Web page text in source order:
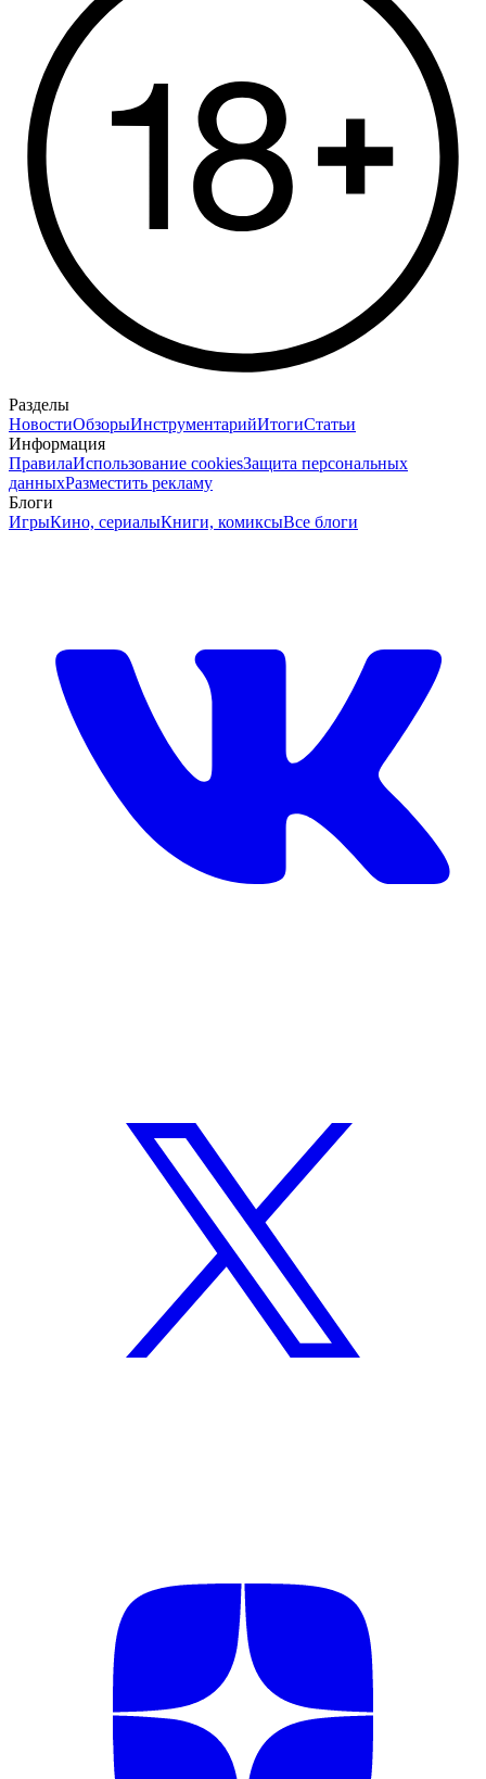
Разделы
НовостиОбзорыИнструментарийИтогиСтатьи
Информация
ПравилаИспользование cookiesЗащита персональных
данныхРазместить рекламу
Блоги
ИгрыКино, сериалыКниги, комиксыВсе блоги